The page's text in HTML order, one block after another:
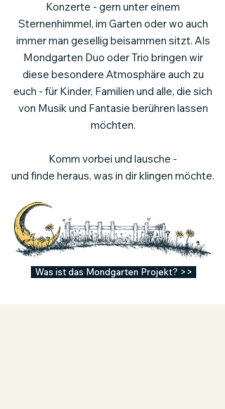
Konzerte - gern unter einem
Sternenhimmel, im Garten oder wo auch
immer man gesellig beisammen sitzt. Als
Mondgarten Duo oder Trio bringen wir
diese besondere Atmosphäre auch zu
euch - für Kinder, Familien und alle, die sich
von Musik und Fantasie berühren lassen
möchten.
Komm vorbei und lausche -
und finde heraus, was in dir klingen möchte.
Was ist das Mondgarten Projekt? >>